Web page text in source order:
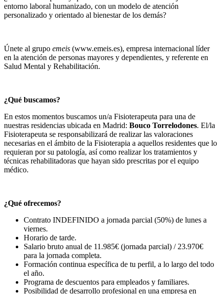
entorno laboral humanizado, con un modelo de atención
personalizado y orientado al bienestar de los demás?
Únete al grupo emeis (www.emeis.es), empresa internacional líder
en la atención de personas mayores y dependientes, y referente en
Salud Mental y Rehabilitación.
¿Qué buscamos?
En estos momentos buscamos un/a Fisioterapeuta para una de
nuestras residencias ubicada en Madrid: Bouco Torrelodones. El/la
Fisioterapeuta se responsabilizará de realizar las valoraciones
necesarias en el ámbito de la Fisioterapia a aquellos residentes que lo
requieran por su patología, así como realizar los tratamientos y
técnicas rehabilitadoras que hayan sido prescritas por el equipo
médico.
¿Qué ofrecemos?
Contrato INDEFINIDO a jornada parcial (50%) de lunes a
viernes.
Horario de tarde.
Salario bruto anual de 11.985€ (jornada parcial) / 23.970€
para la jornada completa.
Formación continua específica de tu perfil, a lo largo del todo
el año.
Programa de descuentos para empleados y familiares.
Posibilidad de desarrollo profesional en una empresa en